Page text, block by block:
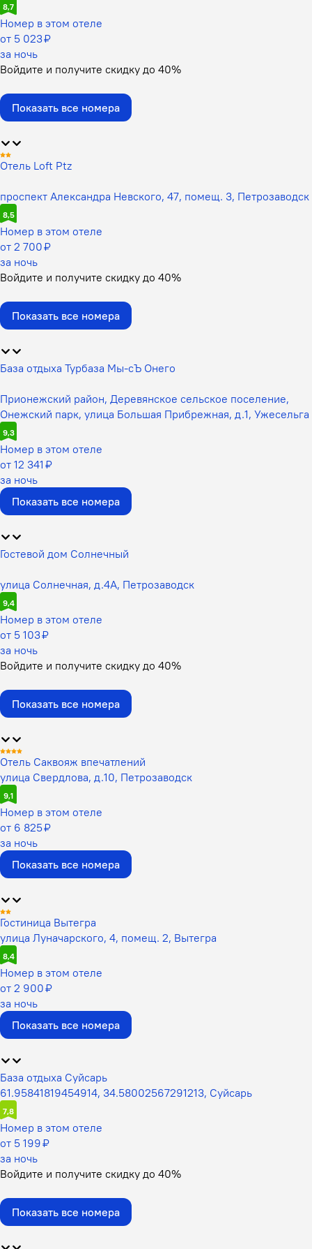
8,7
Номер в этом отеле
от 5 023 ₽
за ночь
Войдите и получите скидку до 40%
Показать все номера
Отель Loft Ptz
проспект Александра Невского, 47, помещ. 3, Петрозаводск
8,5
Номер в этом отеле
от 2 700 ₽
за ночь
Войдите и получите скидку до 40%
Показать все номера
База отдыха Турбаза Мы-сЪ Онего
Прионежский район, Деревянское сельское поселение,
Онежский парк, улица Большая Прибрежная, д.1, Ужесельга
9,3
Номер в этом отеле
от 12 341 ₽
за ночь
Показать все номера
Гостевой дом Солнечный
улица Солнечная, д.4А, Петрозаводск
9,4
Номер в этом отеле
от 5 103 ₽
за ночь
Войдите и получите скидку до 40%
Показать все номера
Отель Саквояж впечатлений
улица Свердлова, д.10, Петрозаводск
9,1
Номер в этом отеле
от 6 825 ₽
за ночь
Показать все номера
Гостиница Вытегра
улица Луначарского, 4, помещ. 2, Вытегра
8,4
Номер в этом отеле
от 2 900 ₽
за ночь
Показать все номера
База отдыха Суйсарь
61.95841819454914, 34.58002567291213, Суйсарь
7,8
Номер в этом отеле
от 5 199 ₽
за ночь
Войдите и получите скидку до 40%
Показать все номера